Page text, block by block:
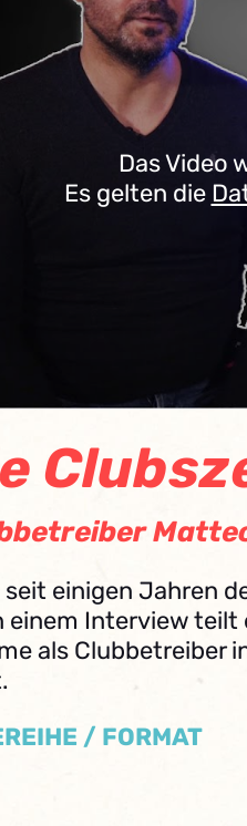
Das Video
Es gelten die
einigen Jahren
einem Interview teilt
als Clubbetreiber
/ FORMAT